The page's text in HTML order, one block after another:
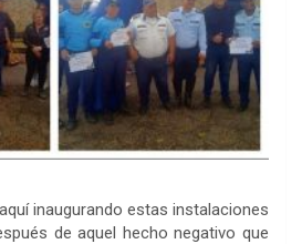
inaugurando estas instalaciones
de aquel hecho negativo que